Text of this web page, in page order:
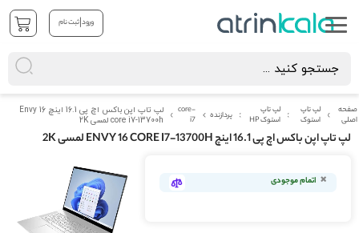
ورود|ثبت نام
صفحه
اصلی
لپ تاپ
استوک
لپ تاپ
استوک HP
پردازنده
core-
i7
لپ تاپ اپن باکس اچ پی 16.1 اینچ Envy 16
core i7-13700h لمسی 2K
لپ تاپ اپن باکس اچ پی 16.1 اینچ ENVY 16 CORE I7-13700H لمسی 2K
به
انتهای
گالری
تصاویر
اتمام موجودی